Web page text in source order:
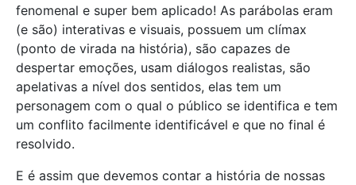
fenomenal e super bem aplicado! As parábolas eram
(e são) interativas e visuais, possuem um clímax
(ponto de virada na história), são capazes de
despertar emoções, usam diálogos realistas, são
apelativas a nível dos sentidos, elas tem um
personagem com o qual o público se identifica e tem
um conflito facilmente identificável e que no final é
resolvido.
E é assim que devemos contar a história de nossas